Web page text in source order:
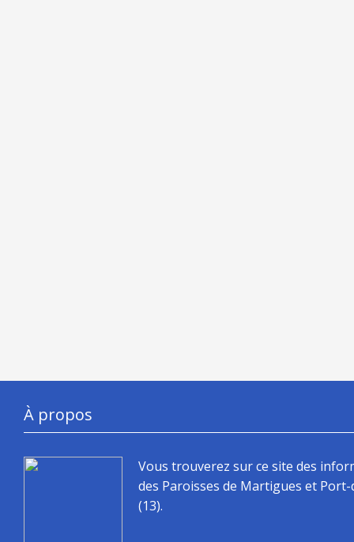
À propos
Vous trouverez sur ce site des
des Paroisses de Martigues et
(13).